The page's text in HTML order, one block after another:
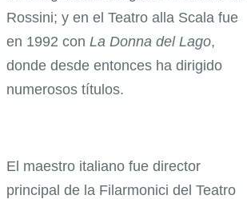
Rossini; y en el Teatro alla Scala fue
en 1992 con La Donna del Lago,
donde desde entonces ha dirigido
numerosos títulos.
El maestro italiano fue director
principal de la Filarmonici del Teatro